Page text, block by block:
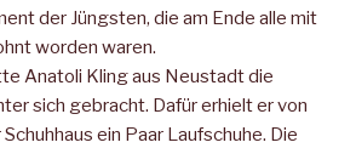
der Jüngsten, die am Ende alle mit
worden waren.
Anatoli Kling aus Neustadt die
sich gebracht. Dafür erhielt er von
ein Paar Laufschuhe. Die